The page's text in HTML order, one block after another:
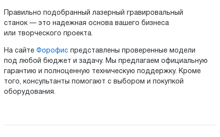
Правильно подобранный лазерный гравировальный
станок — это надежная основа вашего бизнеса
или творческого проекта.
На сайте Форофис представлены проверенные модели
под любой бюджет и задачу. Мы предлагаем официальную
гарантию и полноценную техническую поддержку. Кроме
того, консультанты помогают с выбором и покупкой
оборудования.